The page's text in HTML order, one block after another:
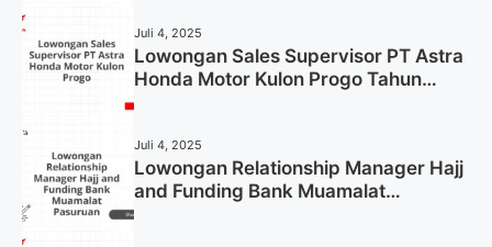
Juli 4, 2025
Lowongan Sales Supervisor PT Astra
Honda Motor Kulon Progo Tahun
Juli 4, 2025
Lowongan Relationship Manager Hajj
and Funding Bank Muamalat